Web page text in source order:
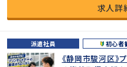
求人詳
派遣社員 初心者
《静岡市駿河区》